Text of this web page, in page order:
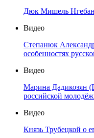
Дюк Мишель
Видео
Степанюк
особенностях
Видео
Марина Дадикозян
российской
Видео
Князь Трубецкой о